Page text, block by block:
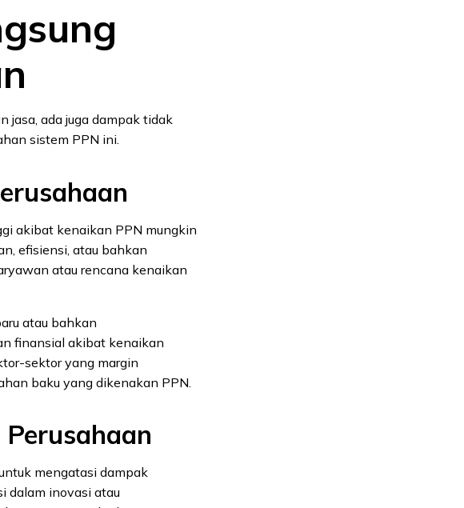
jasa, ada juga dampak tidak
sistem PPN ini.
akibat kenaikan PPN mungkin
efisiensi, atau bahkan
atau rencana kenaikan
atau bahkan
finansial akibat kenaikan
sektor yang margin
baku yang dikenakan PPN.
mengatasi dampak
dalam inovasi atau